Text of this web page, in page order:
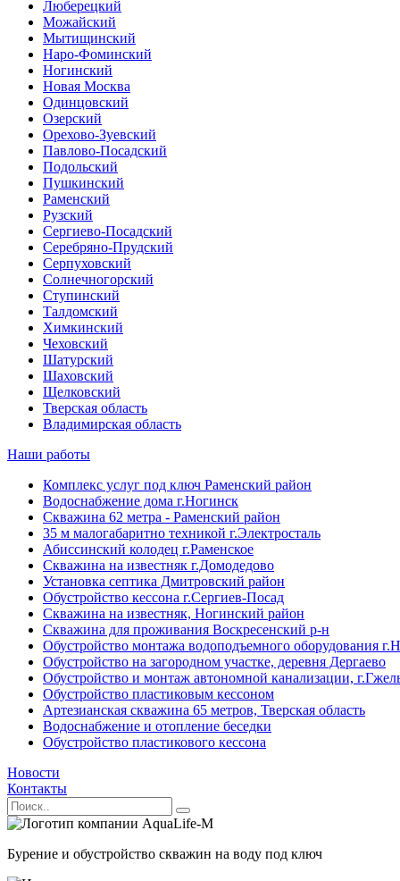
Люберецкий
Можайский
Мытищинский
Наро-Фоминский
Ногинский
Новая Москва
Одинцовский
Озерский
Орехово-Зуевский
Павлово-Посадский
Подольский
Пушкинский
Раменский
Рузский
Сергиево-Посадский
Серебряно-Прудский
Серпуховский
Солнечногорский
Ступинский
Талдомский
Химкинский
Чеховский
Шатурский
Шаховский
Щелковский
Тверская область
Владимирская область
Наши работы
Комплекс услуг под ключ Раменский район
Водоснабжение дома г.Ногинск
Скважина 62 метра - Раменский район
35 м малогабаритно техникой г.Электросталь
Абиссинский колодец г.Раменское
Скважина на известняк г.Домодедово
Установка септика Дмитровский район
Обустройство кессона г.Сергиев-Посад
Скважина на известняк, Ногинский район
Скважина для проживания Воскресенский р-н
Обустройство монтажа водоподъемного оборудования
Обустройство на загородном участке, деревня Дергаево
Обустройство и монтаж автономной канализации,
Обустройство пластиковым кессоном
Артезианская скважина 65 метров, Тверская область
Водоснабжение и отопление беседки
Обустройство пластикового кессона
Новости
Контакты
Бурение и обустройство скважин на воду под ключ